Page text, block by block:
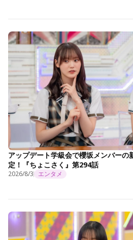
アップデート学級会で櫻坂メンバーの
定！『ちょこさく』第294話
2026/8/3 エンタメ